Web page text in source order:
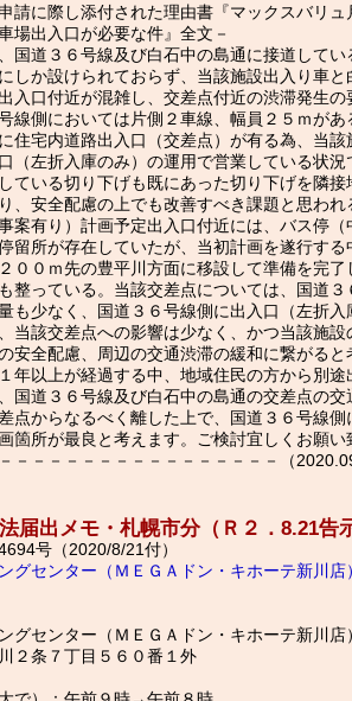
請に際し添付された理由書『マックスバリュ
場出入口が必要な件』全文－
、国道３６号線及び白石中の島通に接道して
しか設けられておらず、当該施設出入り車と
入口付近が混雑し、交差点付近の渋滞発生の
線側においては片側２車線、幅員２５ｍがあ
住宅内道路出入口（交差点）が有る為、当該
（左折入庫のみ）の運用で営業している状況
ている切り下げも既にあった切り下げを隣接
、安全配慮の上でも改善すべき課題と思われ
案有り）計画予定出入口付近には、バス停（
留所が存在していたが、当初計画を遂行する
００ｍ先の豊平川方面に移設して準備を完了
整っている。当該交差点については、国道３
も少なく、国道３６号線側に出入口（左折入
当該交差点への影響は少なく、かつ当該施設
安全配慮、周辺の交通渋滞の緩和に繋がると
年以上が経過する中、地域住民の方から別途
国道３６号線及び白石中の島通の交差点の交
点からなるべく離した上で、国道３６号線側
箇所が最良と考えます。ご検討宜しくお願い
－－－－－－－－－－－－－－－－（
法届出メモ・札幌市分（Ｒ２．8.21告
号（2020/8/21付）
グセンター（ＭＥＧＡドン・キホーテ新川店
グセンター（ＭＥＧＡドン・キホーテ新川店
２条７丁目５６０番１外